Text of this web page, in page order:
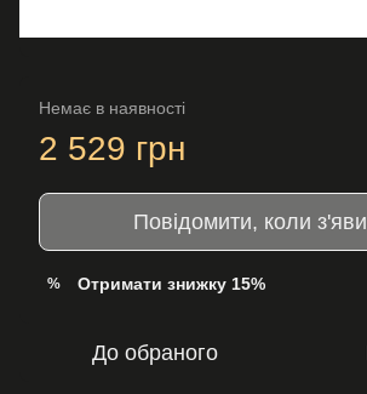
Немає в наявності
2 529 грн
Повідомити, коли
% Отримати знижку 15%
До обраного